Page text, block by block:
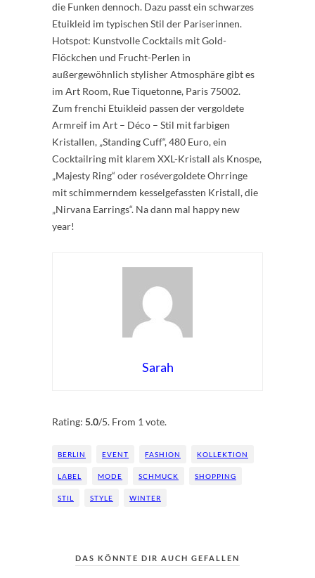
die Funken dennoch. Dazu passt ein schwarzes
Etuikleid im typischen Stil der Pariserinnen.
Hotspot: Kunstvolle Cocktails mit Gold-
Flöckchen und Frucht-Perlen in
außergewöhnlich stylisher Atmosphäre gibt es
im Art Room, Rue Tiquetonne, Paris 75002.
Zum frenchi Etuikleid passen der vergoldete
Armreif im Art – Déco – Stil mit farbigen
Kristallen, „Standing Cuff“, 480 Euro, ein
Cocktailring mit klarem XXL-Kristall als Knospe,
„Majesty Ring“ oder rosévergoldete Ohrringe
mit schimmerndem kesselgefassten Kristall, die
„Nirvana Earrings“. Na dann mal happy new
year!
Sarah
Rating: 5.0/5. From 1 vote.
BERLIN EVENT FASHION KOLLEKTION
LABEL MODE SCHMUCK SHOPPING
STIL STYLE WINTER
DAS KÖNNTE DIR AUCH GEFALLEN